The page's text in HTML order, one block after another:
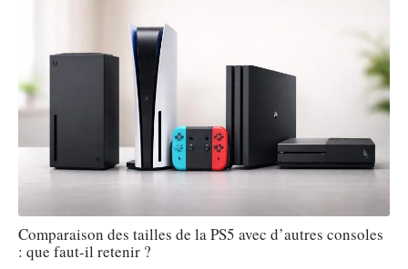
Comparaison des tailles de la PS5 avec d’autres consoles
: que faut-il retenir ?